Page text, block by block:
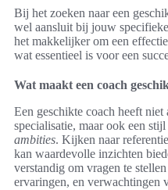
Bij het zoeken naar een
wel aansluit bij jouw
het makkelijker om een
wat essentieel is voor een
Wat maakt een coach
Een geschikte coach heeft
specialisatie, maar ook een
ambities. Kijken naar
kan waardevolle inzichten
verstandig om vragen te
ervaringen, en verwachtingen